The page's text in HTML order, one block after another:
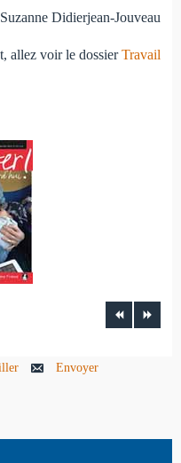
Didierjean-Jouveau
allez voir le dossierTravail
Envoyer